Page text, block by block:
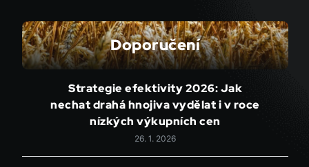
Doporučení
Strategie efektivity 2026: Jak
nechat drahá hnojiva vydělat i v roce
nízkých výkupních cen
26. 1. 2026